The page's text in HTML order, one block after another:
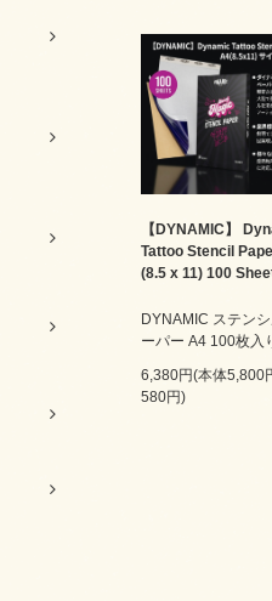
【DYNAMIC】
Tattoo Stencil
(8.5 x 11) 100
DYNAMIC ステン
ーパー A4 100枚入
6,380円(本体5,800
580円)